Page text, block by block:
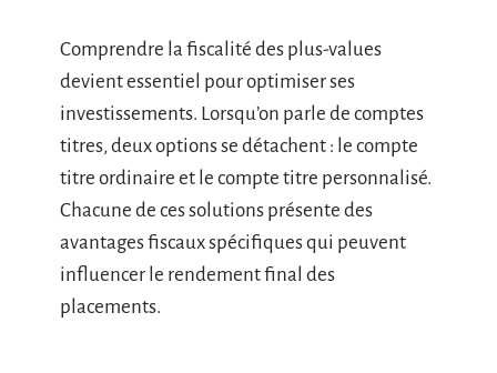
Comprendre la fiscalité des plus-values
devient essentiel pour optimiser ses
investissements. Lorsqu’on parle de comptes
titres, deux options se détachent : le compte
titre ordinaire et le compte titre personnalisé.
Chacune de ces solutions présente des
avantages fiscaux spécifiques qui peuvent
influencer le rendement final des
placements.